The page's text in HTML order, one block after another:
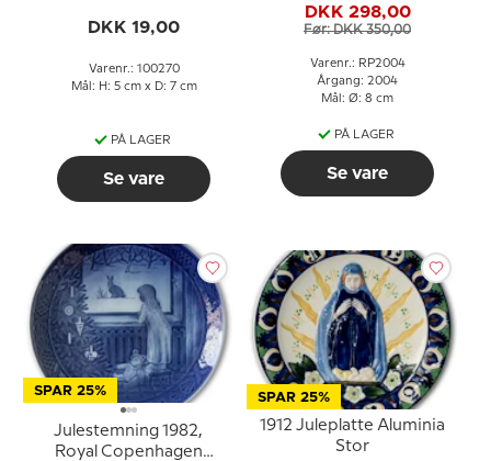
DKK 19,00
Varenr.: 100270
Mål: H: 5 cm x D: 7 cm
PÅ LAGER
Se vare
DKK 298,00
Før: DKK 350,00
Varenr.: RP2004
Årgang: 2004
Mål: Ø: 8 cm
PÅ LAGER
Se vare
SPAR 25%
Julestemning 1982,
Royal Copenhagen
SPAR 25%
1912 Juleplatte Aluminia
Stor